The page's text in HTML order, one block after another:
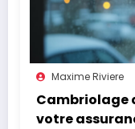
Maxime Riviere
Cambriolage
votre